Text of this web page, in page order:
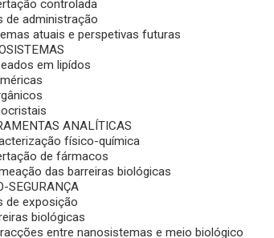
controlada
de administração
atuais e perspetivas futuras
em lipídos
ANALÍTICAS
físico-química
de fármacos
das barreiras biológicas
SEGURANÇA
de exposição
biológicas
entre nanosistemas e meio biológico